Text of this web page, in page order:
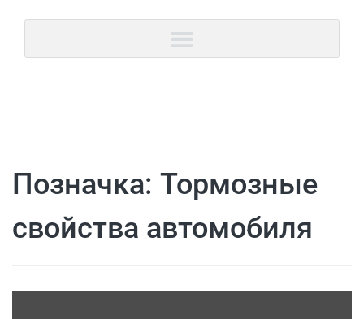
Позначка: Тормозные
свойства автомобиля